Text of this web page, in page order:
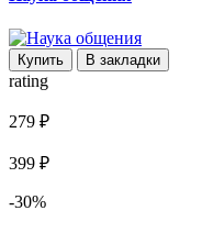
Купить В закладки
rating
279 ₽
399 ₽
-30%